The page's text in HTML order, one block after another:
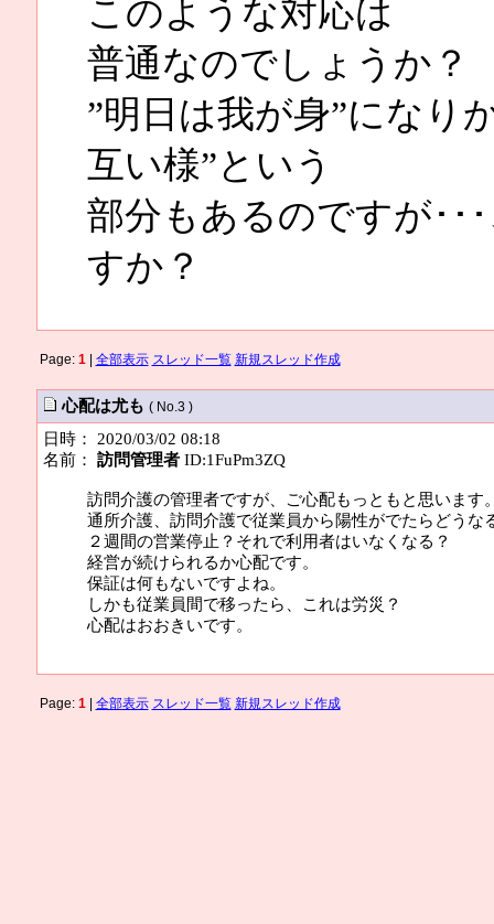
このような対応は
普通なのでしょうか？
”明日は我が身”になり
互い様”という
部分もあるのですが･･
すか？
Page: 1| 全部表示 スレッド一覧 新規スレッド作成
心配は尤も ( No.3 )
日時： 2020/03/02 08:18
名前： 訪問管理者ID:1FuPm3ZQ
訪問介護の管理者ですが、ご心配もっともと思います
通所介護、訪問介護で従業員から陽性がでたらどうな
２週間の営業停止？それで利用者はいなくなる？
経営が続けられるか心配です。
保証は何もないですよね。
しかも従業員間で移ったら、これは労災？
心配はおおきいです。
Page: 1| 全部表示 スレッド一覧 新規スレッド作成